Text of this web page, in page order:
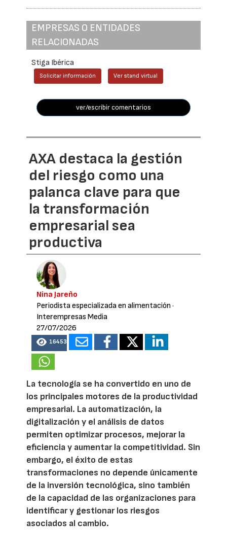
EMPRESAS O ENTIDADES
RELACIONADAS
Stiga Ibérica
Solicitar información Ver stand virtual
ver/escribir comentarios
AXA destaca la gestión
del riesgo como una
palanca clave para que
la transformación
empresarial sea
productiva
Nina Jareño
Periodista especializada en alimentación ·
Interempresas Media
27/07/2026
16453
La tecnología se ha convertido en uno de
los principales motores de la productividad
empresarial. La automatización, la
digitalización y el análisis de datos
permiten optimizar procesos, mejorar la
eficiencia y aumentar la competitividad. Sin
embargo, el éxito de estas
transformaciones no depende únicamente
de la inversión tecnológica, sino también
de la capacidad de las organizaciones para
identificar y gestionar los riesgos
asociados al cambio.